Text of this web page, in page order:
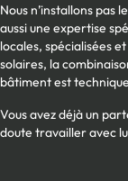
Nous n’installons pas
aussi une expertise
locales, spécialisées
solaires, la
bâtiment est
Vous avez déjà un
doute travailler avec